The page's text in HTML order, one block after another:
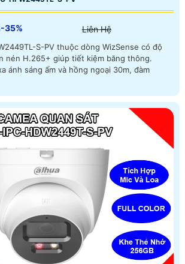
35% Liên Hệ
S-PV thuộc dòng WizSense có độ
nén H.265+ giúp tiết kiệm băng thông.
ánh sáng ấm và hồng ngoại 30m, đàm